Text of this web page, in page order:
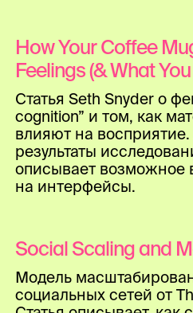
How Your Coffee
Feelings (& What
Статья Seth Snyder о
cognition” и том, как
влияют на
результаты
описывает возможное
на интерфейсы.
Social Scaling and
Модель
социальных сетей от